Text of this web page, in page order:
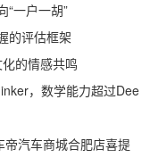
“一户一胡”
的评估框架
的情感共鸣
，数学能力超过Dee
汽车商城合肥店喜提